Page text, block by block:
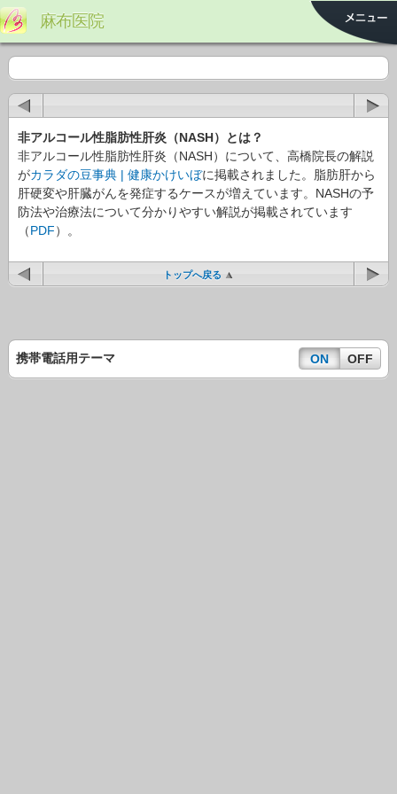
麻布医院
非アルコール性脂肪性肝炎（NASH）とは？
非アルコール性脂肪性肝炎（NASH）について、高橋院長の解説
がカラダの豆事典 | 健康かけいぼに掲載されました。脂肪肝から
肝硬変や肝臓がんを発症するケースが増えています。NASHの予
防法や治療法について分かりやすい解説が掲載されています
（PDF）。
トップへ戻る
携帯電話用テーマ ON OFF